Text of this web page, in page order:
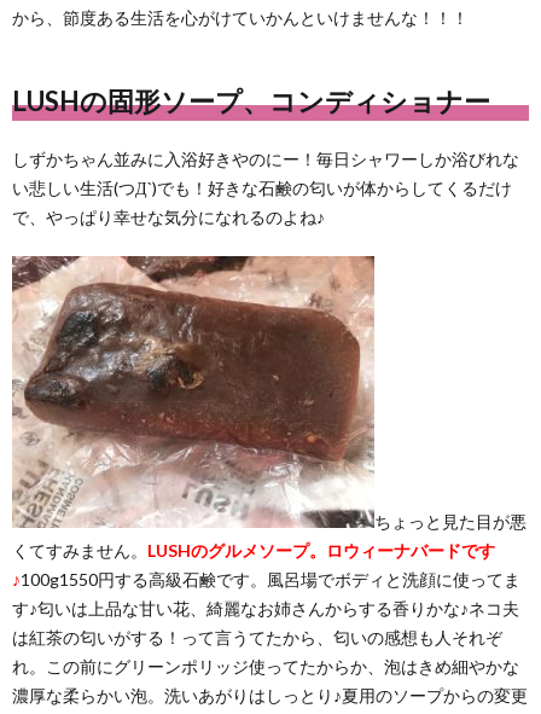
から、節度ある生活を心がけていかんといけませんな！！！
LUSHの固形ソープ、コンディショナー
しずかちゃん並みに入浴好きやのにー！毎日シャワーしか浴びれな
い悲しい生活(つД`)でも！好きな石鹸の匂いが体からしてくるだけ
で、やっぱり幸せな気分になれるのよね♪
ちょっと見た目が悪
くてすみません。 LUSHのグルメソープ。ロウィーナバードです
♪100g1550円する高級石鹸です。風呂場でボディと洗顔に使ってま
す♪匂いは上品な甘い花、綺麗なお姉さんからする香りかな♪ネコ夫
は紅茶の匂いがする！って言うてたから、匂いの感想も人それぞ
れ。この前にグリーンポリッジ使ってたからか、泡はきめ細やかな
濃厚な柔らかい泡。洗いあがりはしっとり♪夏用のソープからの変更